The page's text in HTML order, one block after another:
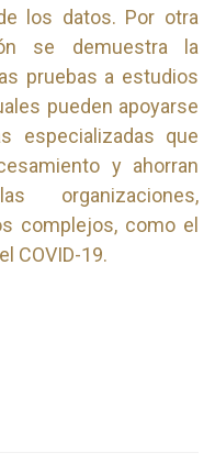
los datos. Por otra
se demuestra la
pruebas a estudios
pueden apoyarse
especializadas que
y ahorran
organizaciones,
complejos, como el
COVID-19.